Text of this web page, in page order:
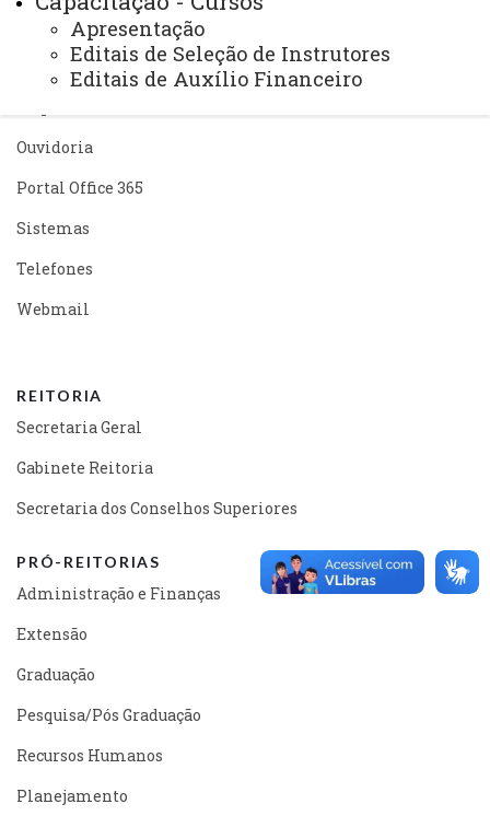
Apresentação
Editais de Seleção de Instrutores
Editais de Auxílio Financeiro
Bibliotecas
Identidade Visual
Ouvidoria
Portal Office 365
Sistemas
Telefones
Webmail
REITORIA
Secretaria Geral
Gabinete Reitoria
Secretaria dos Conselhos Superiores
PRÓ-REITORIAS
Administração e Finanças
Extensão
Graduação
Pesquisa/Pós Graduação
Recursos Humanos
Planejamento